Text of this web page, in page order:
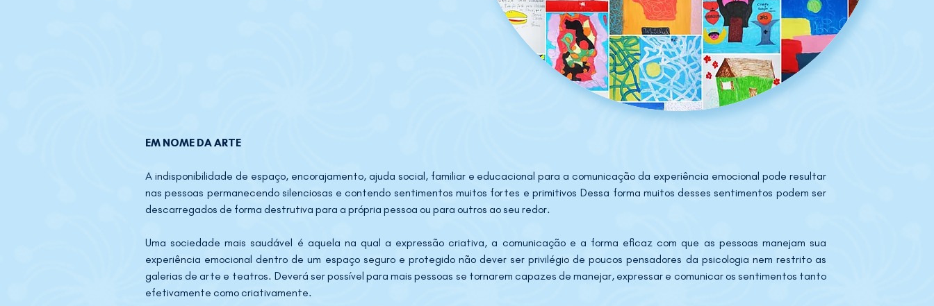
EM NOME DA ARTE
A indisponibilidade de espaço, encorajamento, ajuda social, familiar e educacional para a comunicação da experiência emocional pode resultar
nas pessoas permanecendo silenciosas e contendo sentimentos muitos fortes e primitivos Dessa forma muitos desses sentimentos podem ser
descarregados de forma destrutiva para a própria pessoa ou para outros ao seu redor.
Uma sociedade mais saudável é aquela na qual a expressão criativa, a comunicação e a forma eficaz com que as pessoas manejam sua
experiência emocional dentro de um espaço seguro e protegido não dever ser privilégio de poucos pensadores da psicologia nem restrito as
galerias de arte e teatros. Deverá ser possível para mais pessoas se tornarem capazes de manejar, expressar e comunicar os sentimentos tanto
efetivamente como criativamente.